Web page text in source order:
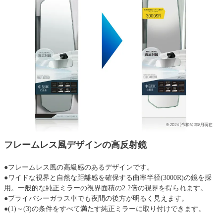
フレームレス風デザインの高反射鏡
●フレームレス風の高級感のあるデザインです。
●ワイドな視界と自然な距離感を確保する曲率半径(3000R)の鏡を採
用。一般的な純正ミラーの視界面積の2.2倍の視界を得られます。
●プライバシーガラス車でも夜間の後方が明るく見えます。
●(1)～(3)の条件をすべて満たす純正ミラーに取り付けできます。